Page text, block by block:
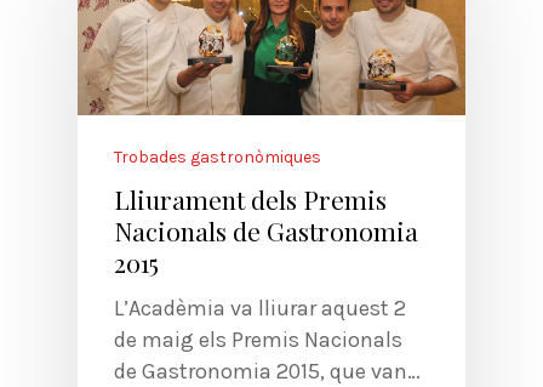
Trobades gastronòmiques
Lliurament dels Premis
Nacionals de Gastronomia
2015
L’Acadèmia va lliurar aquest 2
de maig els Premis Nacionals
de Gastronomia 2015, que van…